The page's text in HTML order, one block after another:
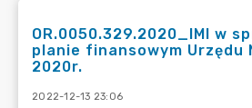
OR.0050.329.2020_IMI w
planie finansowym Urzędu
2020r.
2022-12-13 23:06